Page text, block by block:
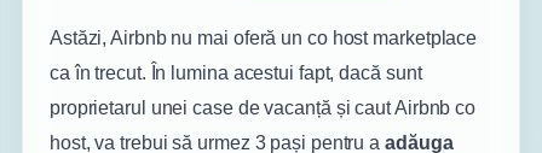
Astăzi, Airbnb nu mai oferă un co host marketplace
ca în trecut. În lumina acestui fapt, dacă sunt
proprietarul unei case de vacanță și caut Airbnb co
host, va trebui să urmez 3 pași pentru a adăuga